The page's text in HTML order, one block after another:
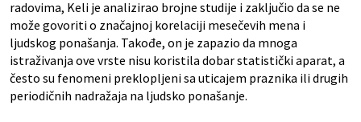
radovima, Keli je analizirao brojne studije i zaključio da se ne
može govoriti o značajnoj korelaciji mesečevih mena i
ljudskog ponašanja. Takođe, on je zapazio da mnoga
istraživanja ove vrste nisu koristila dobar statistički aparat, a
često su fenomeni preklopljeni sa uticajem praznika ili drugih
periodičnih nadražaja na ljudsko ponašanje.